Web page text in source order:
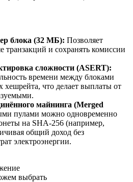
блока (32 МБ): Позволяет
транзакций и сохранять комиссии
сложности (ASERT):
времени между блоками
хешрейта, что делает выплаты от
майнинга (Merged
пулами можно одновременно
на SHA-256 (например,
общий доход без
электроэнергии.
выбрать